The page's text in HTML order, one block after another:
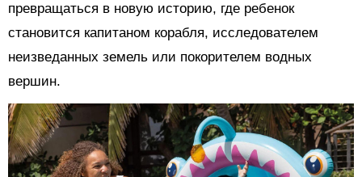
превращаться в новую историю, где ребенок
становится капитаном корабля, исследователем
неизведанных земель или покорителем водных
вершин.